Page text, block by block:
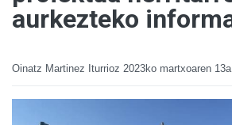
aurkezteko
Oinatz Martinez Iturrioz 2023ko martxoaren 13a